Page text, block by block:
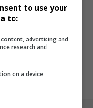
recherche.
utiliser nos
profil
inscrivant
to use your
to:
advertising and
research and
on a device